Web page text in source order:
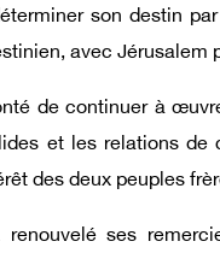
son destin
avec Jérusalem
de continuer à
et les relations de
des deux peuples
ses